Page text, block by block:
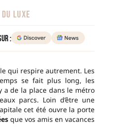
LUXE
:
qui respire autrement. Les
se fait plus long, les
a de la place dans le métro
parcs. Loin d’être une
cet été ouvre la porte
que vos amis en vacances